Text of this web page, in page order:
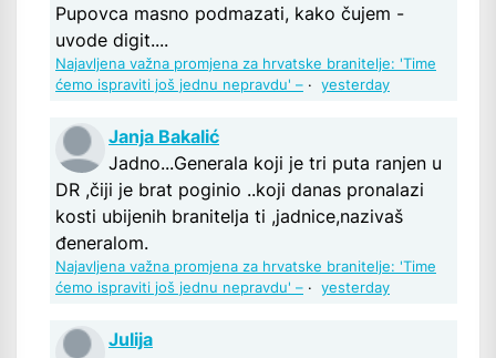
Pupovca masno podmazati, kako čujem -
uvode digit....
Najavljena važna promjena za hrvatske branitelje: 'Time
ćemo ispraviti još jednu nepravdu' – · yesterday
Janja Bakalić
Jadno...Generala koji je tri puta ranjen u
DR ,čiji je brat poginio ..koji danas pronalazi
kosti ubijenih branitelja ti ,jadnice,nazivaš
đeneralom.
Najavljena važna promjena za hrvatske branitelje: 'Time
ćemo ispraviti još jednu nepravdu' – · yesterday
Julija